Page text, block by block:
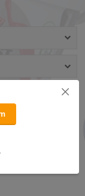
predmetov:
je možné
.